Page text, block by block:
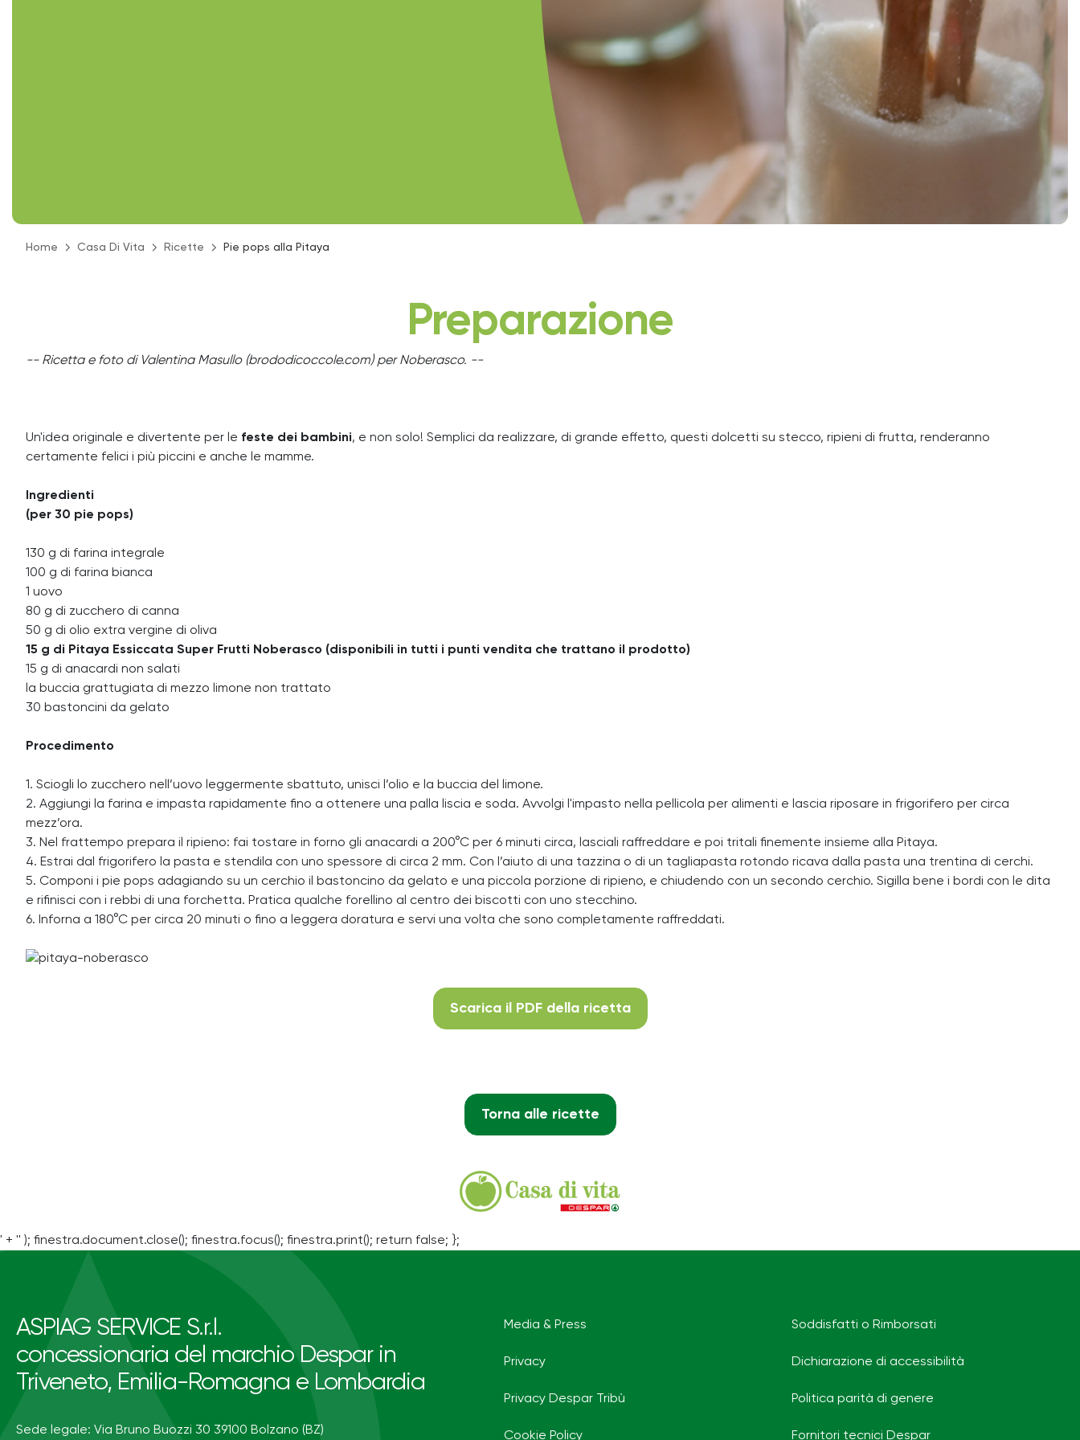
Home Casa Di Vita Ricette Pie pops alla Pitaya
Preparazione
-- Ricetta e foto di Valentina Masullo (brododicoccole.com) per Noberasco. --
Un'idea originale e divertente per le feste dei bambini, e non solo! Semplici da realizzare, di grande effetto, questi dolcetti su stecco, ripieni di frutta, renderanno
certamente felici i più piccini e anche le mamme.
Ingredienti
(per 30 pie pops)
130 g di farina integrale
100 g di farina bianca
1 uovo
80 g di zucchero di canna
50 g di olio extra vergine di oliva
15 g di Pitaya Essiccata Super Frutti Noberasco (disponibili in tutti i punti vendita che trattano il prodotto)
15 g di anacardi non salati
la buccia grattugiata di mezzo limone non trattato
30 bastoncini da gelato
Procedimento
1. Sciogli lo zucchero nell’uovo leggermente sbattuto, unisci l’olio e la buccia del limone.
2. Aggiungi la farina e impasta rapidamente fino a ottenere una palla liscia e soda. Avvolgi l'impasto nella pellicola per alimenti e lascia riposare in frigorifero per circa
mezz’ora.
3. Nel frattempo prepara il ripieno: fai tostare in forno gli anacardi a 200°C per 6 minuti circa, lasciali raffreddare e poi tritali finemente insieme alla Pitaya.
4. Estrai dal frigorifero la pasta e stendila con uno spessore di circa 2 mm. Con l’aiuto di una tazzina o di un tagliapasta rotondo ricava dalla pasta una trentina di cerchi.
5. Componi i pie pops adagiando su un cerchio il bastoncino da gelato e una piccola porzione di ripieno, e chiudendo con un secondo cerchio. Sigilla bene i bordi con le dita
e rifinisci con i rebbi di una forchetta. Pratica qualche forellino al centro dei biscotti con uno stecchino.
6. Inforna a 180°C per circa 20 minuti o fino a leggera doratura e servi una volta che sono completamente raffreddati.
Scarica il PDF della ricetta
Torna alle ricette
' + '' ); finestra.document.close(); finestra.focus(); finestra.print(); return false; };
ASPIAG SERVICE S.r.l.
concessionaria del marchio Despar in
Triveneto, Emilia-Romagna e Lombardia
Sede legale: Via Bruno Buozzi 30 39100 Bolzano (BZ)
Media & Press
Privacy
Privacy Despar Tribù
Cookie Policy
Soddisfatti o Rimborsati
Dichiarazione di accessibilità
Politica parità di genere
Fornitori tecnici Despar